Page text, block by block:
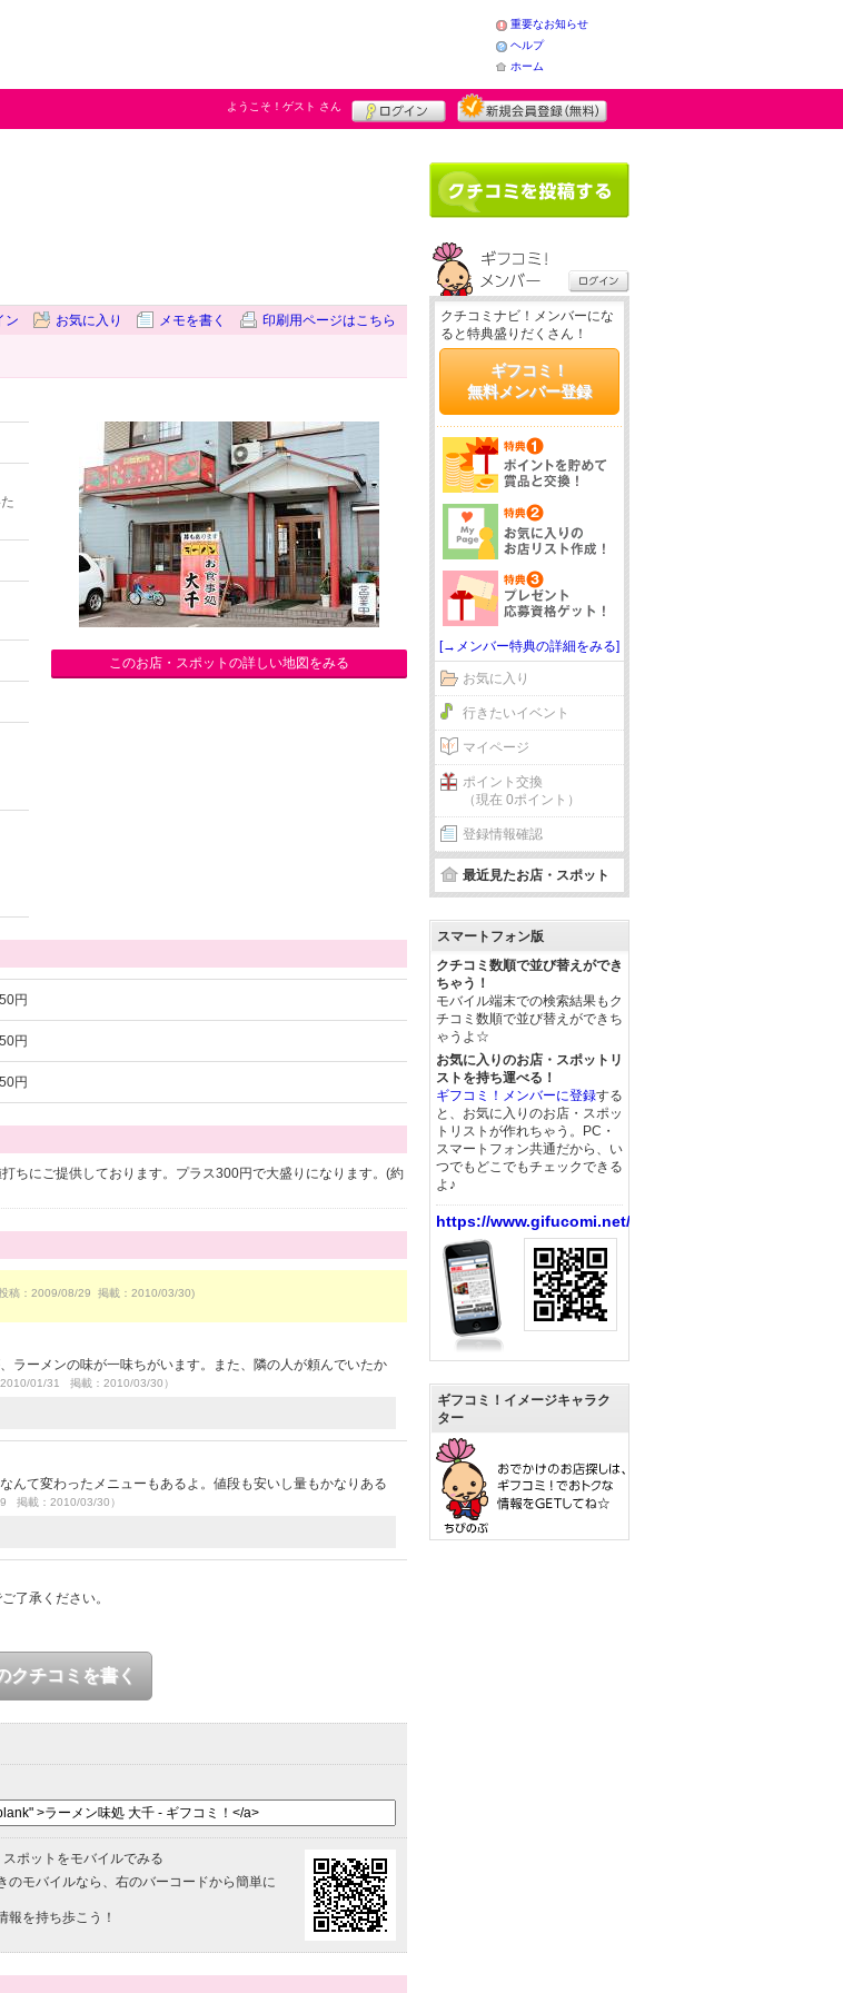
重要なお知らせ
ヘルプ
ホーム
ようこそ！ ゲスト さん
ン お気に入り メモを書く 印刷用ページはこちら
このお店・スポットの詳しい地図をみる
円
円
円
ちにご提供しております。プラス300円で大盛りになります。(約
稿：2009/08/29 掲載：2010/03/30)
ラーメンの味が一味ちがいます。また、隣の人が頼んでいたか
:2010/01/31 掲載：2010/03/30）
んて変わったメニューもあるよ。値段も安いし量もかなりある
掲載：2010/03/30）
了承ください。
クチコミを書く
スポットをモバイルでみる
のモバイルなら、右のバーコードから簡単に
報を持ち歩こう！
クチコミナビ！メンバーにな
ると特典盛りだくさん！
ギフコミ！
無料メンバー登録
[→メンバー特典の詳細をみる]
お気に入り
行きたいイベント
マイページ
ポイント交換
（現在 0ポイント）
登録情報確認
最近見たお店・スポット
スマートフォン版
クチコミ数順で並び替えができ
ちゃう！
モバイル端末での検索結果もク
チコミ数順で並び替えができち
ゃうよ☆
お気に入りのお店・スポットリ
ストを持ち運べる！
ギフコミ！メンバーに登録する
と、お気に入りのお店・スポッ
トリストが作れちゃう。PC・
スマートフォン共通だから、い
つでもどこでもチェックできる
よ♪
https://www.gifucomi.net/
ギフコミ！イメージキャラク
ター